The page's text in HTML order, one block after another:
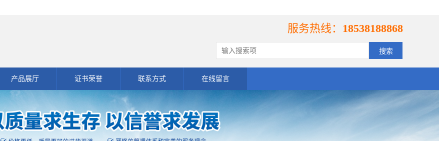
服务热线： 18538188868
产品展厅 证书荣誉 联系方式 在线留言